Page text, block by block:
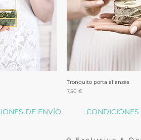
Vista rápida
Tronquito porta alianzas
Precio
7,50 €
DE ENVÍO